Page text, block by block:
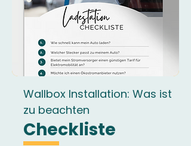
Wallbox Installation: Was ist
zu beachten
Checkliste